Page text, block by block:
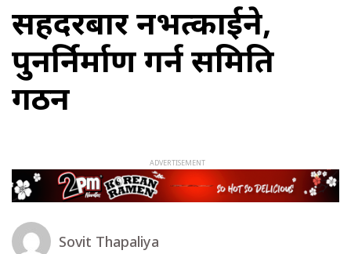
सिंहदरबार नभत्काईने,
पुनर्निर्माण गर्न समिति
गठन
Sovit Thapaliya